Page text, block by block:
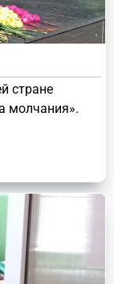
стране
молчания».